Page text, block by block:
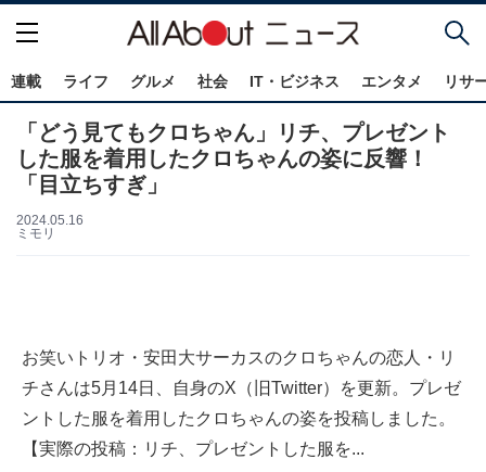
連載 ライフ グルメ 社会 IT・ビジネス エンタメ リサ
「どう見てもクロちゃん」リチ、プレゼント
した服を着用したクロちゃんの姿に反響！
「目立ちすぎ」
2024.05.16
ミモリ
お笑いトリオ・安田大サーカスのクロちゃんの恋人・リ
チさんは5月14日、自身のX（旧Twitter）を更新。プレゼ
ントした服を着用したクロちゃんの姿を投稿しました。
【実際の投稿：リチ、プレゼントした服を...